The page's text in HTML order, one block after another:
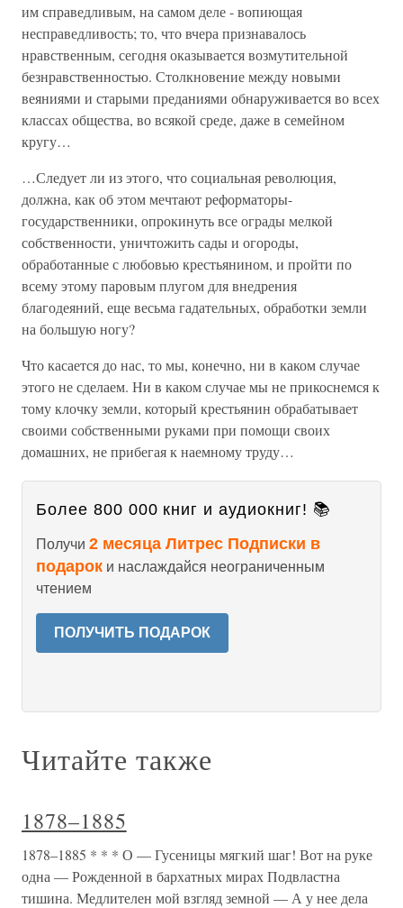
им справедливым, на самом деле - вопиющая
несправедливость; то, что вчера признавалось
нравственным, сегодня оказывается возмутительной
безнравственностью. Столкновение между новыми
веяниями и старыми преданиями обнаруживается во всех
классах общества, во всякой среде, даже в семейном
кругу…
…Следует ли из этого, что социальная революция,
должна, как об этом мечтают реформаторы-
государственники, опрокинуть все ограды мелкой
собственности, уничтожить сады и огороды,
обработанные с любовью крестьянином, и пройти по
всему этому паровым плугом для внедрения
благодеяний, еще весьма гадательных, обработки земли
на большую ногу?
Что касается до нас, то мы, конечно, ни в каком случае
этого не сделаем. Ни в каком случае мы не прикоснемся к
тому клочку земли, который крестьянин обрабатывает
своими собственными руками при помощи своих
домашних, не прибегая к наемному труду…
Более 800 000 книг и аудиокниг! 📚
Получи 2 месяца Литрес Подписки в
подарок и наслаждайся неограниченным
чтением
ПОЛУЧИТЬ ПОДАРОК
Читайте также
1878–1885
1878–1885 * * * О — Гусеницы мягкий шаг! Вот на руке
одна — Рожденной в бархатных мирах Подвластна
тишина. Медлителен мой взгляд земной — А у нее дела